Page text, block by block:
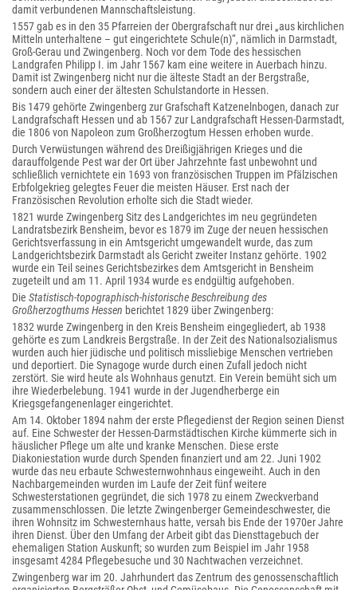
damit verbundenen Mannschaftsleistung.
1557 gab es in den 35 Pfarreien der Obergrafschaft nur drei „aus kirchlichen
Mitteln unterhaltene – gut eingerichtete Schule(n)“, nämlich in Darmstadt,
Groß-Gerau und Zwingenberg. Noch vor dem Tode des hessischen
Landgrafen Philipp I. im Jahr 1567 kam eine weitere in Auerbach hinzu.
Damit ist Zwingenberg nicht nur die älteste Stadt an der Bergstraße,
sondern auch einer der ältesten Schulstandorte in Hessen.
Bis 1479 gehörte Zwingenberg zur Grafschaft Katzenelnbogen, danach zur
Landgrafschaft Hessen und ab 1567 zur Landgrafschaft Hessen-Darmstadt,
die 1806 von Napoleon zum Großherzogtum Hessen erhoben wurde.
Durch Verwüstungen während des Dreißigjährigen Krieges und die
darauffolgende Pest war der Ort über Jahrzehnte fast unbewohnt und
schließlich vernichtete ein 1693 von französischen Truppen im Pfälzischen
Erbfolgekrieg gelegtes Feuer die meisten Häuser. Erst nach der
Französischen Revolution erholte sich die Stadt wieder.
1821 wurde Zwingenberg Sitz des Landgerichtes im neu gegründeten
Landratsbezirk Bensheim, bevor es 1879 im Zuge der neuen hessischen
Gerichtsverfassung in ein Amtsgericht umgewandelt wurde, das zum
Landgerichtsbezirk Darmstadt als Gericht zweiter Instanz gehörte. 1902
wurde ein Teil seines Gerichtsbezirkes dem Amtsgericht in Bensheim
zugeteilt und am 11. April 1934 wurde es endgültig aufgehoben.
Die Statistisch-topographisch-historische Beschreibung des
Großherzogthums Hessen berichtet 1829 über Zwingenberg:
1832 wurde Zwingenberg in den Kreis Bensheim eingegliedert, ab 1938
gehörte es zum Landkreis Bergstraße. In der Zeit des Nationalsozialismus
wurden auch hier jüdische und politisch missliebige Menschen vertrieben
und deportiert. Die Synagoge wurde durch einen Zufall jedoch nicht
zerstört. Sie wird heute als Wohnhaus genutzt. Ein Verein bemüht sich um
ihre Wiederbelebung. 1941 wurde in der Jugendherberge ein
Kriegsgefangenenlager eingerichtet.
Am 14. Oktober 1894 nahm der erste Pflegedienst der Region seinen Dienst
auf. Eine Schwester der Hessen-Darmstädtischen Kirche kümmerte sich in
häuslicher Pflege um alte und kranke Menschen. Diese erste
Diakoniestation wurde durch Spenden finanziert und am 22. Juni 1902
wurde das neu erbaute Schwesternwohnhaus eingeweiht. Auch in den
Nachbargemeinden wurden im Laufe der Zeit fünf weitere
Schwesterstationen gegründet, die sich 1978 zu einem Zweckverband
zusammenschlossen. Die letzte Zwingenberger Gemeindeschwester, die
ihren Wohnsitz im Schwesternhaus hatte, versah bis Ende der 1970er Jahre
ihren Dienst. Über den Umfang der Arbeit gibt das Diensttagebuch der
ehemaligen Station Auskunft; so wurden zum Beispiel im Jahr 1958
insgesamt 4284 Pflegebesuche und 30 Nachtwachen verzeichnet.
Zwingenberg war im 20. Jahrhundert das Zentrum des genossenschaftlich